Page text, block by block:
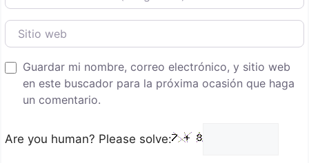
Sitio web
Guardar mi nombre, correo electrónico, y sitio web
en este buscador para la próxima ocasión que haga
un comentario.
Are you human? Please solve: